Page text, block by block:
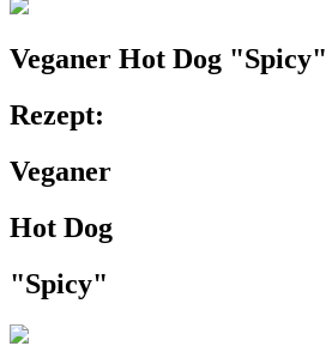
Veganer Hot Dog "Spicy"
Rezept:
Veganer
Hot Dog
"Spicy"